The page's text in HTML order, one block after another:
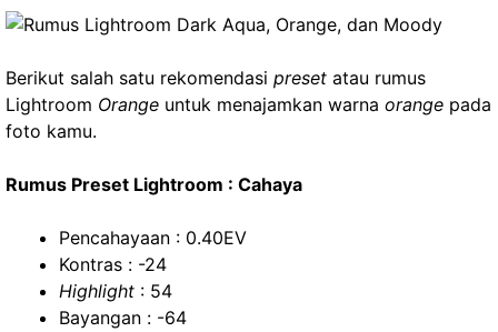
Berikut salah satu rekomendasi preset atau rumus
Lightroom Orange untuk menajamkan warna orange pada
foto kamu.
Rumus Preset Lightroom : Cahaya
Pencahayaan : 0.40EV
Kontras : -24
Highlight : 54
Bayangan : -64